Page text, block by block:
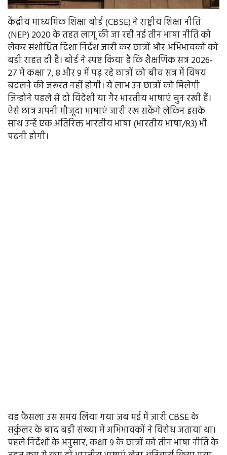
केंद्रीय माध्यमिक शिक्षा बोर्ड (CBSE) ने राष्ट्रीय शिक्षा नीति
(NEP) 2020 के तहत लागू की जा रही नई तीन भाषा नीति को
लेकर संशोधित दिशा निर्देश जारी कर छात्रों और अभिभावकों को
बड़ी राहत दी है। बोर्ड ने स्पष्ट किया है कि शैक्षणिक सत्र 2026-
27 में कक्षा 7, 8 और 9 में पढ़ रहे छात्रों को बीच सत्र में विषय
बदलने की जरूरत नहीं होगी। ये लाभ उन छात्रों को मिलेगी
जिन्होंने पहले से दो विदेशी या गैर भारतीय भाषाएं चुन रखी हैं।
ऐसे छात्र अपनी मौजूदा भाषाएं जारी रख सकेंगे लेकिन इसके
साथ उन्हें एक अतिरिक्त भारतीय भाषा (भारतीय भाषा/R3) भी
पढ़नी होगी।
यह फैसला उस समय लिया गया जब मई में जारी CBSE के
सर्कुलर के बाद बड़ी संख्या में अभिभावकों ने विरोध जताया था।
पहले निर्देशों के अनुसार, कक्षा 9 के छात्रों को तीन भाषा नीति के